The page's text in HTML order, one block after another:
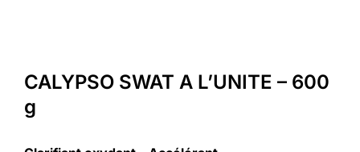
CALYPSO SWAT A L’UNITE – 600
g